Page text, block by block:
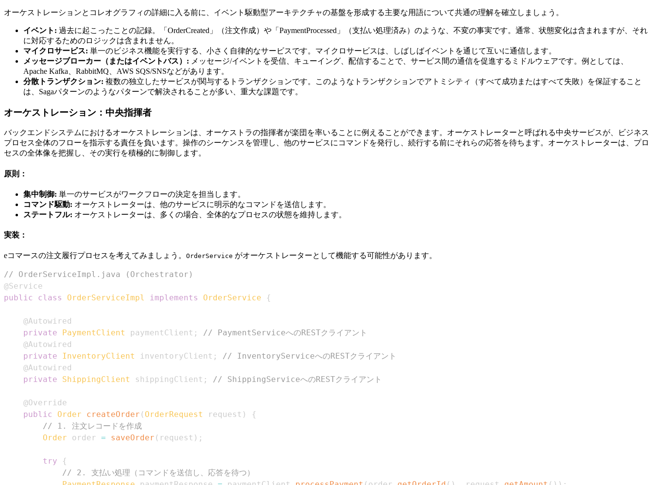
オーケストレーションとコレオグラフィの詳細に入る前に、イベント駆動型アーキテクチャの基盤を形成する主要な用語について共通の理解を確立しましょう。
イベント: 過去に起こったことの記録。「OrderCreated」（注文作成）や「PaymentProcessed」（支払い処理済み）のような、不変の事実です。通常、状態変化は含まれますが、それ
に対応するためのロジックは含まれません。
マイクロサービス: 単一のビジネス機能を実行する、小さく自律的なサービスです。マイクロサービスは、しばしばイベントを通じて互いに通信します。
メッセージブローカー（またはイベントバス）: メッセージ/イベントを受信、キューイング、配信することで、サービス間の通信を促進するミドルウェアです。例としては、
Apache Kafka、RabbitMQ、AWS SQS/SNSなどがあります。
分散トランザクション: 複数の独立したサービスが関与するトランザクションです。このようなトランザクションでアトミシティ（すべて成功またはすべて失敗）を保証すること
は、Sagaパターンのようなパターンで解決されることが多い、重大な課題です。
オーケストレーション：中央指揮者
バックエンドシステムにおけるオーケストレーションは、オーケストラの指揮者が楽団を率いることに例えることができます。オーケストレーターと呼ばれる中央サービスが、ビジネス
プロセス全体のフローを指示する責任を負います。操作のシーケンスを管理し、他のサービスにコマンドを発行し、続行する前にそれらの応答を待ちます。オーケストレーターは、プロ
セスの全体像を把握し、その実行を積極的に制御します。
原則：
集中制御: 単一のサービスがワークフローの決定を担当します。
コマンド駆動: オーケストレーターは、他のサービスに明示的なコマンドを送信します。
ステートフル: オーケストレーターは、多くの場合、全体的なプロセスの状態を維持します。
実装：
eコマースの注文履行プロセスを考えてみましょう。 OrderService がオーケストレーターとして機能する可能性があります。
// OrderServiceImpl.java (Orchestrator)
@Service
public
class OrderServiceImpl implements OrderService {
@Autowired
private
PaymentClient paymentClient ;
// PaymentServiceへのRESTクライアント
@Autowired
private
InventoryClient inventoryClient ;
// InventoryServiceへのRESTクライアント
@Autowired
private
ShippingClient shippingClient ; // ShippingServiceへのRESTクライアント
@Override
public
Order createOrder ( OrderRequest request )
{
// 1. 注文レコードを作成
Order order = saveOrder ( request ) ;
try
{
// 2. 支払い処理（コマンドを送信し、応答を待つ）